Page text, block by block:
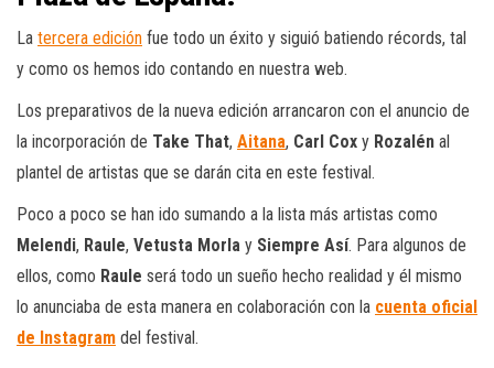
La tercera edición fue todo un éxito y siguió batiendo récords, tal
y como os hemos ido contando en nuestra web.
Los preparativos de la nueva edición arrancaron con el anuncio de
la incorporación de Take That, Aitana, Carl Cox y Rozalén al
plantel de artistas que se darán cita en este festival.
Poco a poco se han ido sumando a la lista más artistas como
Melendi, Raule, Vetusta Morla y Siempre Así. Para algunos de
ellos, como Raule será todo un sueño hecho realidad y él mismo
lo anunciaba de esta manera en colaboración con la cuenta oficial
de Instagram del festival.